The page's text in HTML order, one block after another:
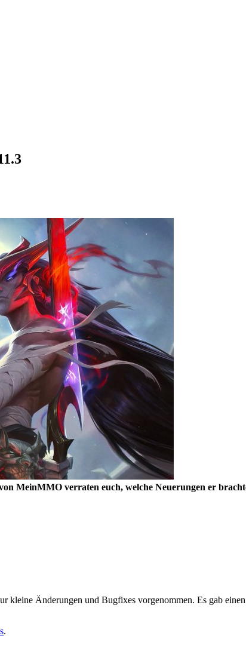
MeinMMO verraten euch, welche Neuerungen er
kleine Änderungen und Bugfixes vorgenommen. Es gab
.